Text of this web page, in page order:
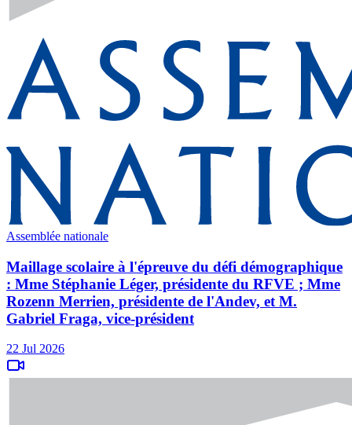
Assemblée nationale
Maillage scolaire à l'épreuve du défi démographique
: Mme Stéphanie Léger, présidente du RFVE ; Mme
Rozenn Merrien, présidente de l'Andev, et M.
Gabriel Fraga, vice-président
22 Jul 2026